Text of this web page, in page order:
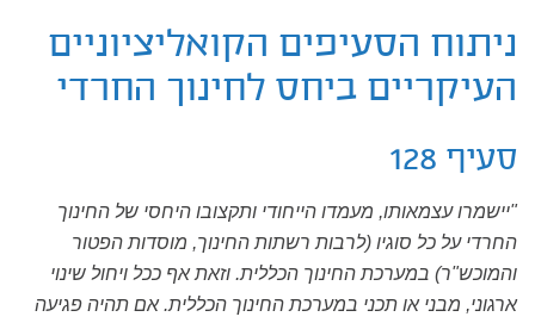
ניתוח הסעיפים הקואליציוניים
העיקריים ביחס לחינוך החרדי
סעיף 128
"יישמרו עצמאותו, מעמדו הייחודי ותקצובו היחסי של החינוך
החרדי על כל סוגיו (לרבות רשתות החינוך, מוסדות הפטור
והמוכש"ר) במערכת החינוך הכללית. וזאת אף ככל ויחול שינוי
ארגוני, מבני או תכני במערכת החינוך הכללית. אם תהיה פגיעה